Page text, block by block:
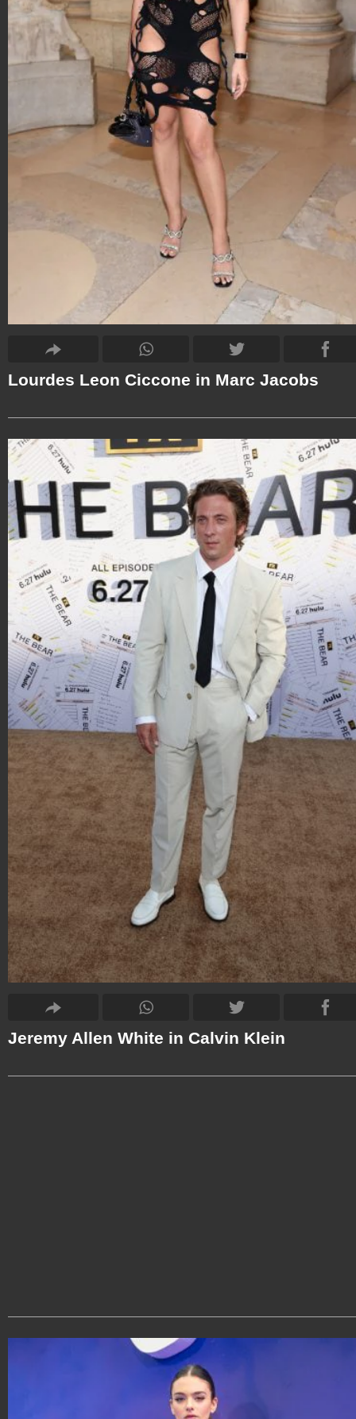
Lourdes Leon Ciccone in Marc Jacobs
Jeremy Allen White in Calvin Klein